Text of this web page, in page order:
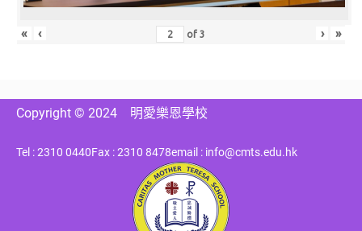
« ‹ of3 › »
Copyright © 2024 明愛樂恩學校
Tel : 2310 0440Fax : 2310 8478email : info@cmts.edu.hk